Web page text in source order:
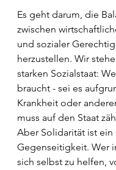
Es geht darum, die
zwischen
und sozialer
herzustellen. Wir
starken Sozialstaat:
braucht - sei es
Krankheit oder
muss auf den Staat
Aber Solidarität ist ein
Gegenseitigkeit. Wer
sich selbst zu helfen,